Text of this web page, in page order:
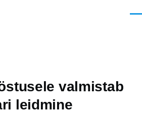
valmistab
leidmine